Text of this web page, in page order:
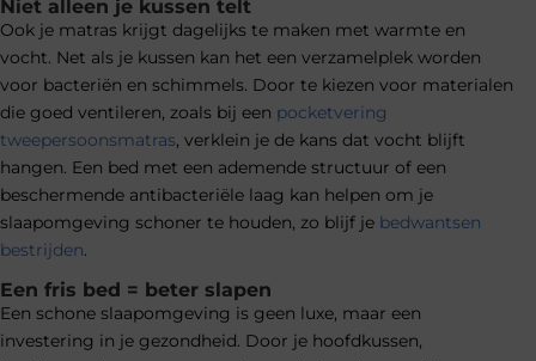
Niet alleen je kussen telt
Ook je matras krijgt dagelijks te maken met warmte en
vocht. Net als je kussen kan het een verzamelplek worden
voor bacteriën en schimmels. Door te kiezen voor materialen
die goed ventileren, zoals bij een pocketvering
tweepersoonsmatras, verklein je de kans dat vocht blijft
hangen. Een bed met een ademende structuur of een
beschermende antibacteriële laag kan helpen om je
slaapomgeving schoner te houden, zo blijf je bedwantsen
bestrijden.
Een fris bed = beter slapen
Een schone slaapomgeving is geen luxe, maar een
investering in je gezondheid. Door je hoofdkussen,